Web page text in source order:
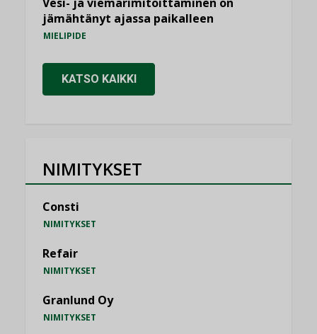
jämähtänyt ajassa paikalleen
MIELIPIDE
KATSO KAIKKI
NIMITYKSET
Consti
NIMITYKSET
Refair
NIMITYKSET
Granlund Oy
NIMITYKSET